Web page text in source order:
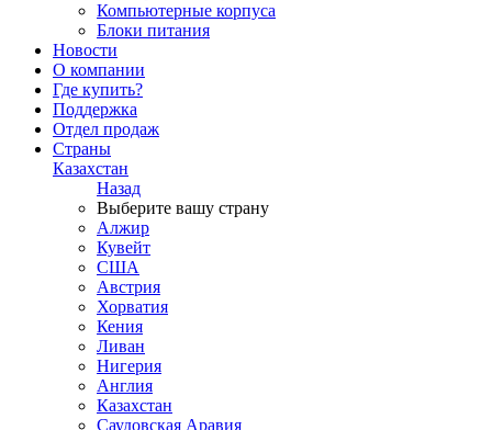
Компьютерные корпуса
Блоки питания
Новости
О компании
Где купить?
Поддержка
Отдел продаж
Страны
Казахстан
Назад
Выберите вашу страну
Алжир
Кувейт
США
Австрия
Хорватия
Кения
Ливан
Нигерия
Англия
Казахстан
Саудовская Аравия